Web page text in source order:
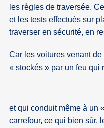
les règles de traversée.
et les tests effectués sur
traverser en sécurité, en
Car les voitures venant
« stockés » par un feu qui
et qui conduit même à un
carrefour, ce qui bien sûr,